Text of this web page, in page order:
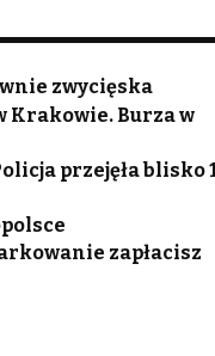
zwycięska
Krakowie. Burza w
przejęła blisko
zapłacisz